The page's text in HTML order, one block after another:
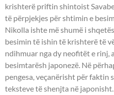
krishterë priftin shintoist
të përpjekjes për shtimin e
Nikolla ishte më shumë i
besimin të ishin të krishterë të
ndihmuar nga dy neofitët e rinj,
besimtarësh japonezë. Në
pengesa, veçanërisht për faktin
teksteve të shenjta në